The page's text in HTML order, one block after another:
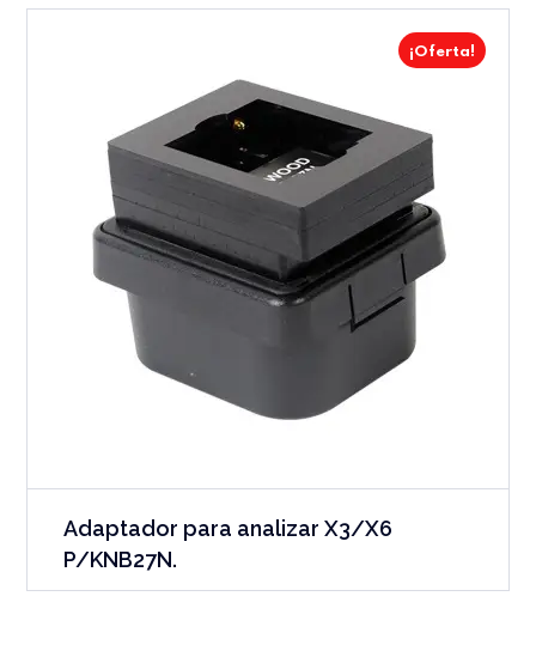
¡Oferta!
Adaptador para analizar X3/X6
P/KNB27N.